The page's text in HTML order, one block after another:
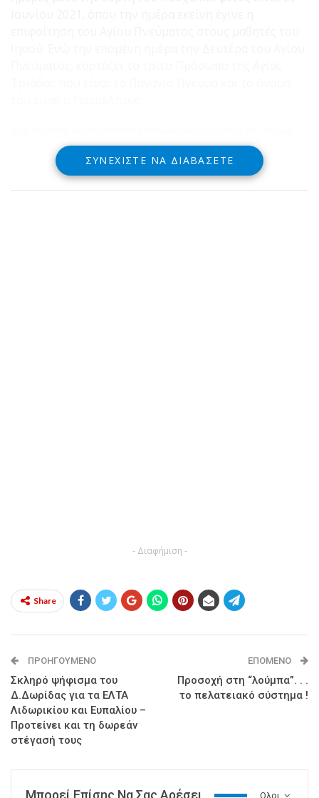
Τρίκορφο Δωρίδος
ΣΥΝΕΧΊΣΤΕ ΝΑ ΔΙΑΒΆΣΕΤΕ
- Διαφήμιση -
Share
ΠΡΟΗΓΟΎΜΕΝΟ
Σκληρό ψήφισμα του
Δ.Δωρίδας για τα ΕΛΤΑ
Λιδωρικίου και Ευπαλίου –
Προτείνει και τη δωρεάν
στέγασή τους
ΕΠΌΜΕΝΟ
Προσοχή στη “λούμπα”. . .
το πελατειακό σύστημα !
Ολοι
Μπορεί Επίσης Να Σας Αρέσει